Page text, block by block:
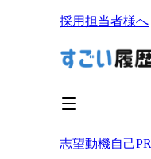
採用担当者様へ
志望動機自己PR